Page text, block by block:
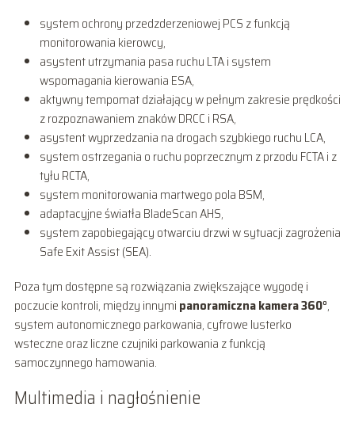
system ochrony przedzderzeniowej PCS z funkcją
monitorowania kierowcy,
asystent utrzymania pasa ruchu LTA i system
wspomagania kierowania ESA,
aktywny tempomat działający w pełnym zakresie prędkości
z rozpoznawaniem znaków DRCC i RSA,
asystent wyprzedzania na drogach szybkiego ruchu LCA,
system ostrzegania o ruchu poprzecznym z przodu FCTA i z
tyłu RCTA,
system monitorowania martwego pola BSM,
adaptacyjne światła BladeScan AHS,
system zapobiegający otwarciu drzwi w sytuacji zagrożenia
Safe Exit Assist (SEA).
Poza tym dostępne są rozwiązania zwiększające wygodę i
poczucie kontroli, między innymi panoramiczna kamera 360°,
system autonomicznego parkowania, cyfrowe lusterko
wsteczne oraz liczne czujniki parkowania z funkcją
samoczynnego hamowania.
Multimedia i nagłośnienie